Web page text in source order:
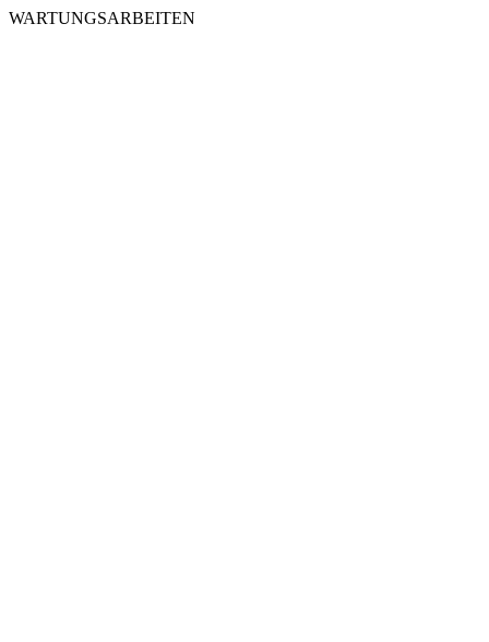
WARTUNGSARBEITEN